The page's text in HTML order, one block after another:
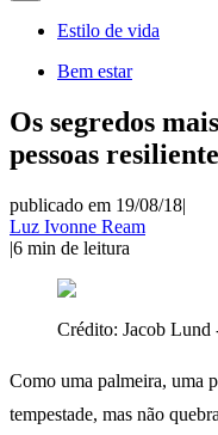
Estilo de vida
Bem estar
Os segredos
pessoas
publicado em 19/08/18|
Luz Ivonne Ream
|6 min de leitura
Crédito: Jacob Lund
Como uma palmeira, uma
tempestade, mas não quebra